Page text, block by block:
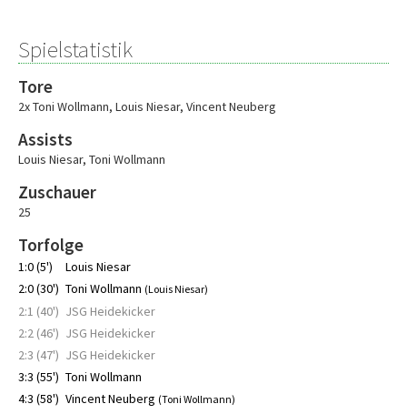
Spielstatistik
Tore
2x Toni Wollmann, Louis Niesar, Vincent Neuberg
Assists
Louis Niesar, Toni Wollmann
Zuschauer
25
Torfolge
1:0 (5')
Louis Niesar
2:0 (30') Toni Wollmann (Louis Niesar)
2:1 (40') JSG Heidekicker
2:2 (46') JSG Heidekicker
2:3 (47') JSG Heidekicker
3:3 (55') Toni Wollmann
4:3 (58') Vincent Neuberg (Toni Wollmann)